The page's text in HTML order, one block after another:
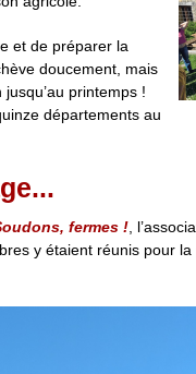
et de préparer la
doucement, mais
printemps !
départements au
fermes ! ,
y étaient réunis pour la